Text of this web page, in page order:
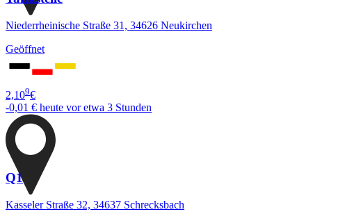
Niederrheinische Straße 31, 34626 Neukirchen
Geöffnet
2,109€
-0,01 € heute vor etwa 3 Stunden
Q1
Kasseler Straße 32, 34637 Schrecksbach